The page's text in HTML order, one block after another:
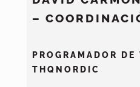
–
PROGRAMADOR
THQNORDIC